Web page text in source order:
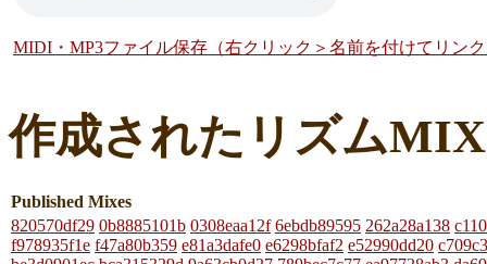
MIDI・MP3ファイル保存（右クリック＞名前を付けてリン
作成されたリズム
Published Mixes
820570df29 0b8885101b 0308eaa12f 6ebdb89595 262a28a138
f978935f1e f47a80b359 e81a3dafe0 e6298bfaf2 e52990dd20